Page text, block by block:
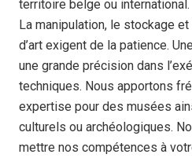
territoire belge ou international.
La manipulation, le stockage
d’art exigent de la patience.
une grande précision dans
techniques. Nous apportons
expertise pour des musées
culturels ou archéologiques.
mettre nos compétences à